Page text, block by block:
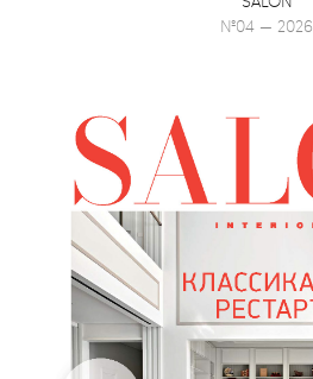
№04 — 2026